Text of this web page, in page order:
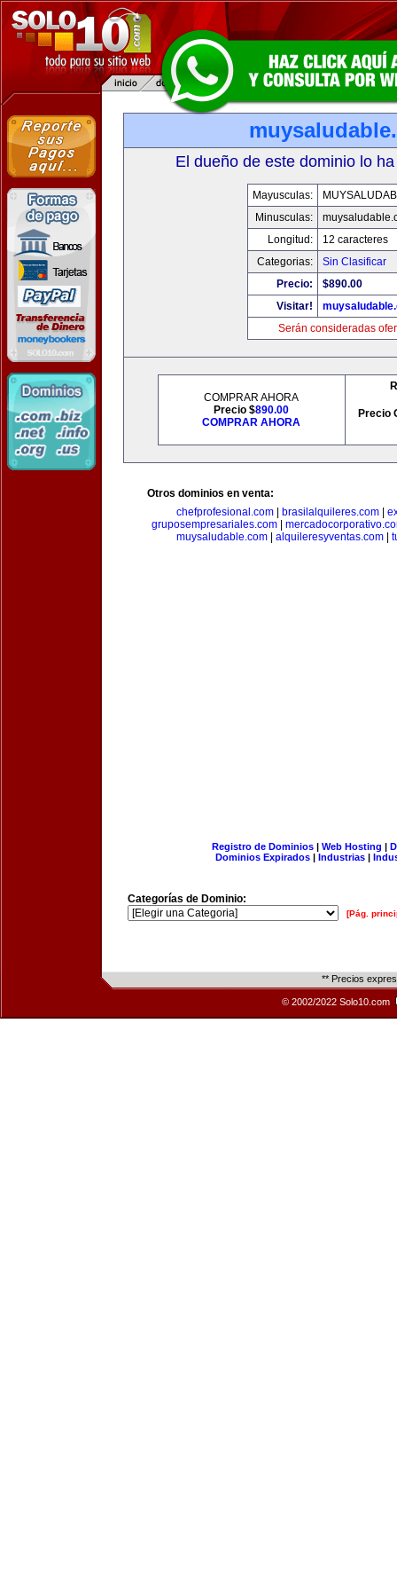
El dueño de este dominio lo
Mayusculas:
Minusculas:
Longitud:
12 caracteres
Categorias:
Sin Clasificar
Precio:
$890.00
Visitar!
Serán consideradas
COMPRAR AHORA
Precio $890.00
COMPRAR AHORA
Precio
Otros dominios en venta:
chefprofesional.com
brasilalquileres.com
gruposempresariales.com
muysaludable.com
alquileresyventas.com
Registro de Dominios| Web Hosting |
Dominios Expirados | Industrias |
Categorías de Dominio:
[Pág.
** Precios
© 2002/2022 Solo10.com